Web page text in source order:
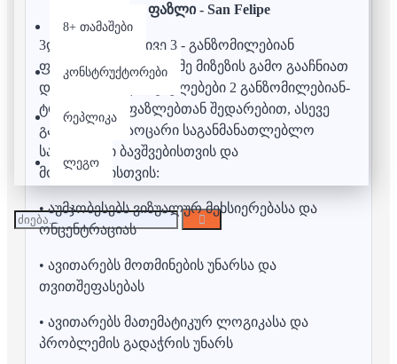
8+ თამაშები
კონსტრუქტორები
რეპლიკა
ლეგო
3D ფაზლი - San Felipe
3დ ფაზლებს, იგივე 3 - განზომილებიან
ფაზლებს, რამოდენიმე მიზეზის გამო გააჩნიათ
დამატებითი ღირებულებები 2 განზომილებიან-
ტრადიციულ ფაზლებთან შედარებით, ასევე
გააჩნიათ გასაოცარი საგანმანათლებლო
სარგებელი ბავშვებისთვის და
მოზარდებისთვის:
• აუმჯობესებს ვიზუალურ მეხსიერებასა და
ონცენტრაციას
• ავითარებს მოთმინების უნარსა და
თვითშეფასებას
• ავითარებს მათემატიკურ ლოგიკასა და
პრობლემის გადაჭრის უნარს